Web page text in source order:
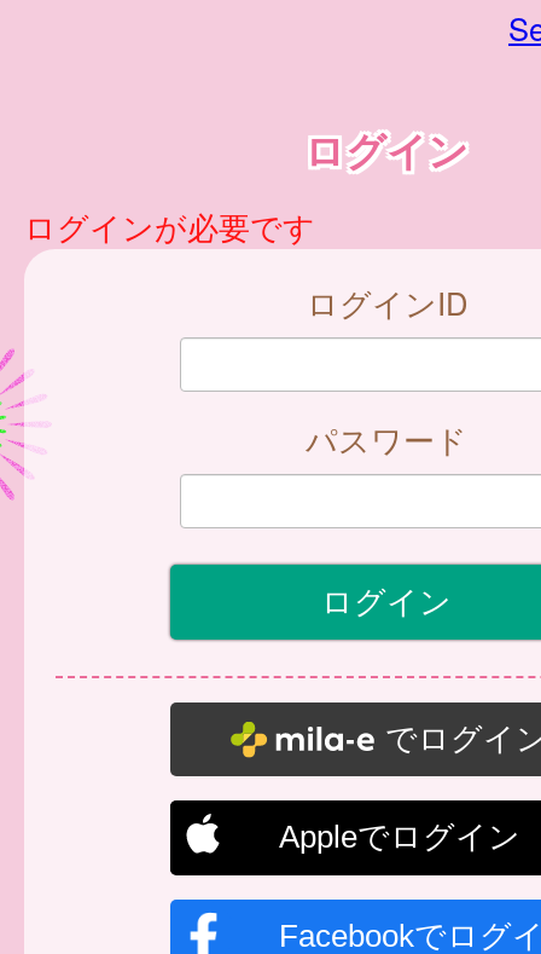
ログイン
ログインが必要です
ログインID
パスワード
でログイ
Appleでログイン
Facebookでログ